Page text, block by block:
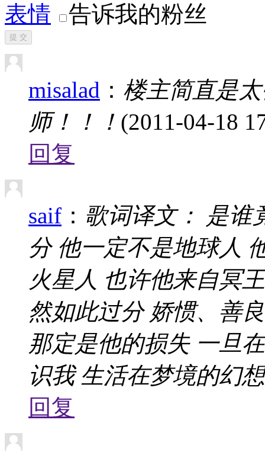
表情 告诉我的粉丝
提 交
misalad ： 楼主简直是
师！！！ (2011-04-18
回复
saif ： 歌词译文： 是谁
分 他一定不是地球人
火星人 也许他来自冥
然如此过分 娇惯、善
那定是他的损失 一旦
识我 生活在梦境的幻
回复